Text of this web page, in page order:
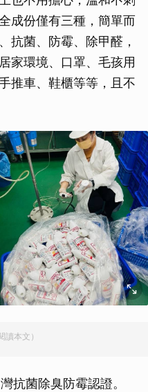
成份僅有三種，簡單而
抗菌、防霉、除甲醛，
家環境、口罩、毛孩用
推車、鞋櫃等等，且不
讀本文）
抗菌除臭防霉認證。